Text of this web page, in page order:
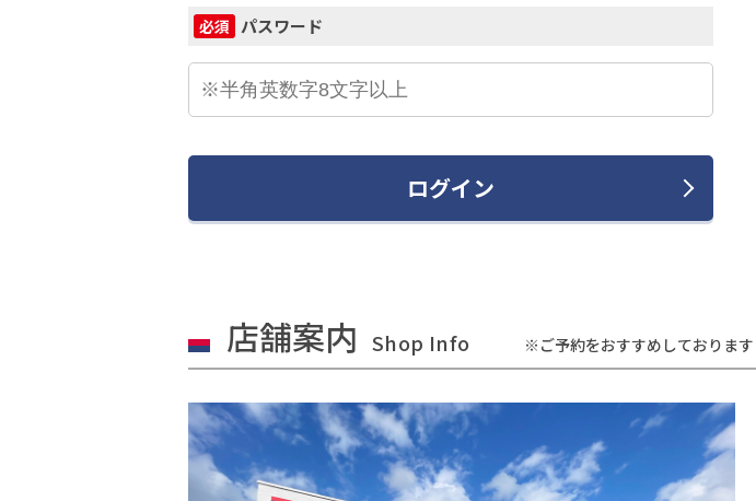
必須 パスワード
ログイン
店舗案内 Shop Info ※ご予約をおすすめしております